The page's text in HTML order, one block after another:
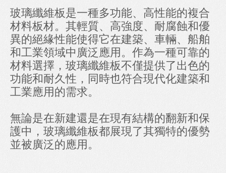
玻璃纖維板是一種多功能、高性能的複合
材料板材。其輕質、高強度、耐腐蝕和優
異的絕緣性能使得它在建築、車輛、船舶
和工業領域中廣泛應用。作為一種可靠的
材料選擇，玻璃纖維板不僅提供了出色的
功能和耐久性，同時也符合現代化建築和
工業應用的需求。
無論是在新建還是在現有結構的翻新和保
護中，玻璃纖維板都展現了其獨特的優勢
並被廣泛的應用。